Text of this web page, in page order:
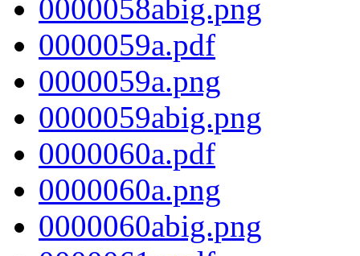
0000058abig.png
0000059a.pdf
0000059a.png
0000059abig.png
0000060a.pdf
0000060a.png
0000060abig.png